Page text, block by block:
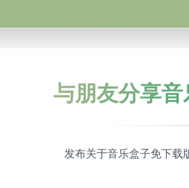
与朋友分享音
发布关于音乐盒子免下载